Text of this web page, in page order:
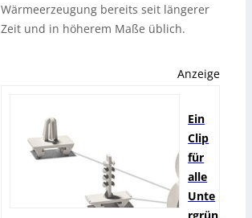
Wärmeerzeugung bereits seit längerer
Zeit und in höherem Maße üblich.
Anzeige
Ein
Clip
für
alle
Unte